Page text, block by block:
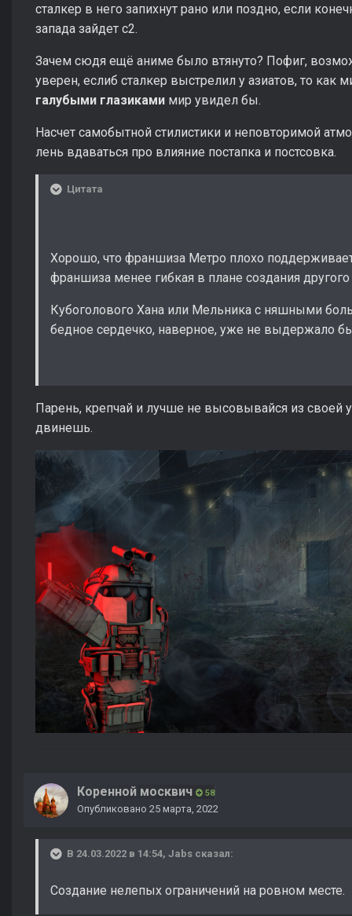
сталкер в него запихнут рано или поздно, если
запада зайдет с2.
Зачем сюдя ещё аниме было втянуто? Пофиг,
уверен, еслиб сталкер выстрелил у азиатов, то как
галубыми глазиками мир увидел бы.
Насчет самобытной стилистики и неповторимой
лень вдаваться про влияние постапка и постсовка.
Цитата
Хорошо, что франшиза Метро плохо
франшиза менее гибкая в плане создания другого
Кубоголового Хана или Мельника с няшными
бедное сердечко, наверное, уже не выдержало
Парень, крепчай и лучше не высовывайся из своей
двинешь.
Коренной москвич 58
Опубликовано 25 марта, 2022
В 24.03.2022 в 14:54, Jabs сказал:
Создание нелепых ограничений на ровном месте.